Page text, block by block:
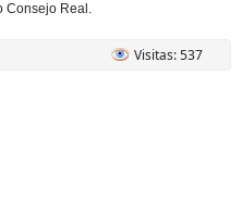
Consejo Real.
Visitas: 537